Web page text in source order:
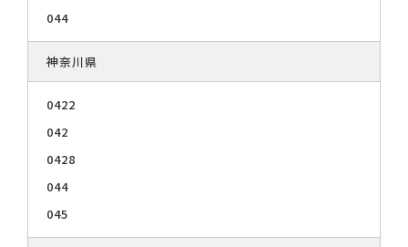
044
神奈川県
0422
042
0428
044
045